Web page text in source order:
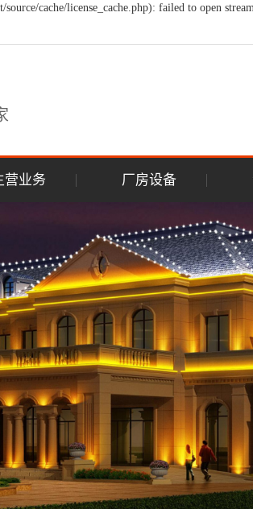
cache/license_cache.php): failed to open
营业务 厂房设备